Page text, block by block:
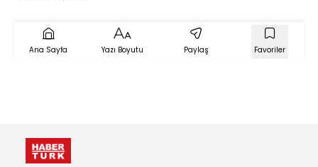
Ana Sayfa Yazı Boyutu Paylaş Favoriler